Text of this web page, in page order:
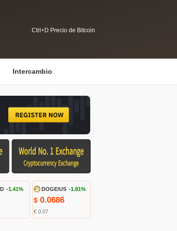
Ctrl+D Precio de Bitcoin
Intercambio
-1.41% DOGE/US -1.81%
$ 0.0686
€ 0.07